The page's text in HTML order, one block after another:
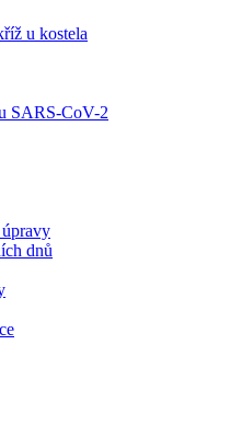
u kostela
SARS-CoV-2
dnů